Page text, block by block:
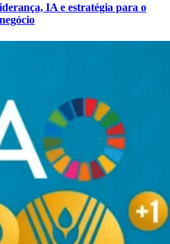
IA e estratégia para o